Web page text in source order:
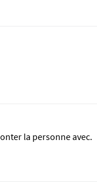
la personne avec.